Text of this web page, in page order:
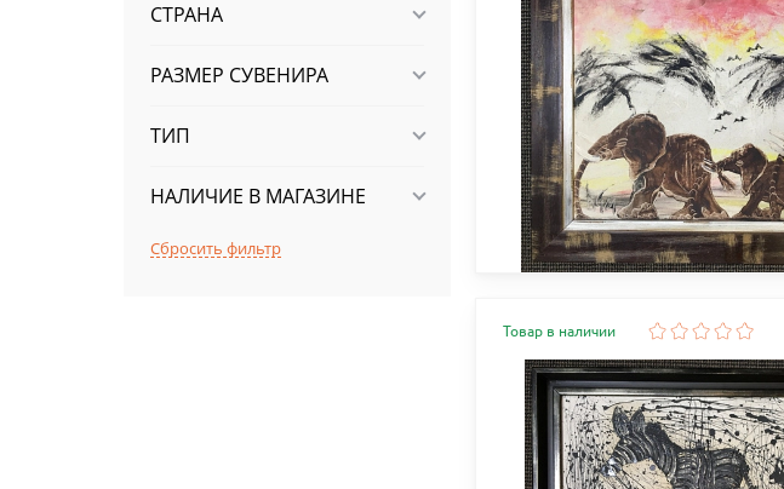
СТРАНА
РАЗМЕР СУВЕНИРА
ТИП
НАЛИЧИЕ В МАГАЗИНЕ
Товар в наличии